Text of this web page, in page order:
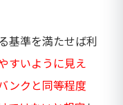
基準を満たせば利
すいように見え
ンクと同等程度